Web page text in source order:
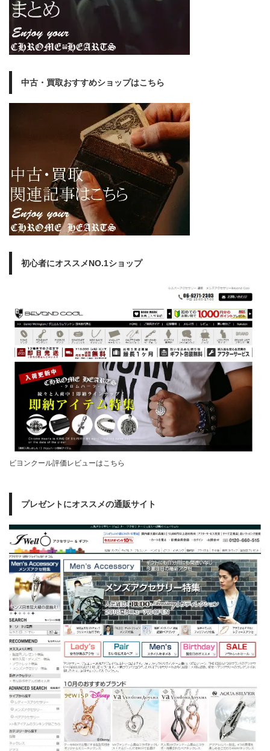
中古・買取おすすめショップはこちら
初心者にオススメNO.1ショップ
ビヨンクール評価レビューはこちら
プレゼントにオススメの通販サイト